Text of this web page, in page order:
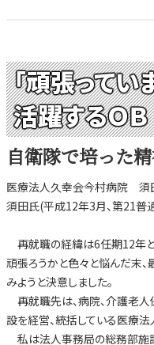
「頑張って
活躍するＯ
自衛隊で培った
医療法人久幸会今村病院 須
須田氏(平成12年3月、第21普
再就職の経緯は6任期12年
頑張ろうかと色々と悩んだ末
みようと決意しました。
再就職先は、病院、介護老
設を経営、統括している医療法
私は法人事務局の総務部施